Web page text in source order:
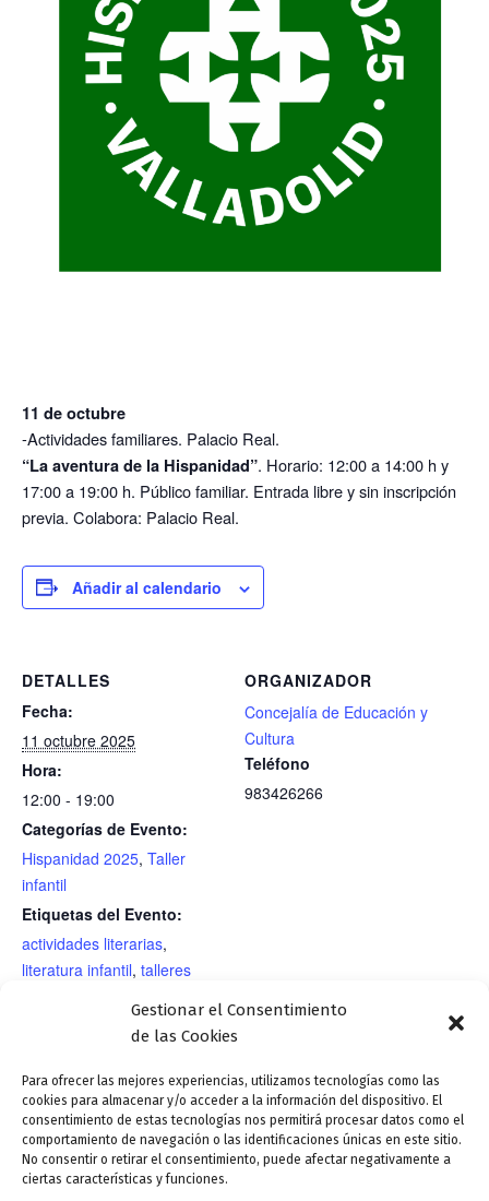
Gestionar el Consentimiento
de las Cookies
Para ofrecer las mejores experiencias, utilizamos tecnologías como las
cookies para almacenar y/o acceder a la información del dispositivo. El
consentimiento de estas tecnologías nos permitirá procesar datos como el
comportamiento de navegación o las identificaciones únicas en este sitio.
No consentir o retirar el consentimiento, puede afectar negativamente a
ciertas características y funciones.
11 de octubre
-Actividades familiares. Palacio Real.
“La aventura de la Hispanidad”. Horario: 12:00 a 14:00 h y
17:00 a 19:00 h. Público familiar. Entrada libre y sin inscripción
previa. Colabora: Palacio Real.
Añadir al calendario
DETALLES
Fecha:
11 octubre 2025
Hora:
12:00 - 19:00
Categorías de Evento:
Hispanidad 2025, Taller
infantil
Etiquetas del Evento:
actividades literarias,
literatura infantil, talleres
ORGANIZADOR
Concejalía de Educación y
Cultura
Teléfono
983426266
Hispanidad- Ciclo mesas redondas «Huellas de
Hispanidad»La huella de la Controversia de Valladolid
Hispanidad
2025- Desfile